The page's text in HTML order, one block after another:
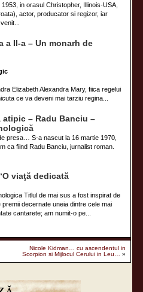
in orasul Christopher, Illinois-USA,
actor, producator si regizor, iar
a II-a – Un monarh de
Elizabeth Alexandra Mary, fiica regelui
ce va deveni mai tarziu regina...
atipic – Radu Banciu –
presa… S-a nascut la 16 martie 1970,
ca fiind Radu Banciu, jurnalist roman.
viaţă dedicată
Titlul de mai sus a fost inspirat de
decernate uneia dintre cele mai
cantarete; am numit-o pe...
Nicole Kidman… cu ascendentul in
Scorpion si Mijlocul Cerului in Leu…
»